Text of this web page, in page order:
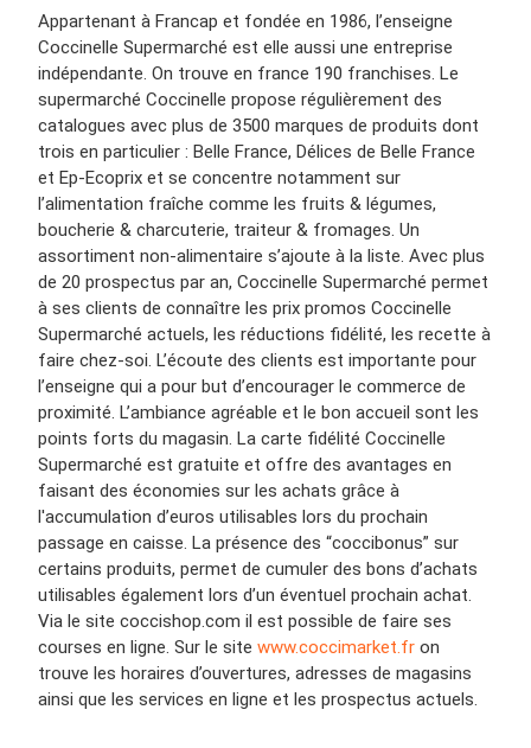
Appartenant à Francap et fondée en 1986, l’enseigne
Coccinelle Supermarché est elle aussi une entreprise
indépendante. On trouve en france 190 franchises. Le
supermarché Coccinelle propose régulièrement des
catalogues avec plus de 3500 marques de produits dont
trois en particulier : Belle France, Délices de Belle France
et Ep-Ecoprix et se concentre notamment sur
l’alimentation fraîche comme les fruits & légumes,
boucherie & charcuterie, traiteur & fromages. Un
assortiment non-alimentaire s’ajoute à la liste. Avec plus
de 20 prospectus par an, Coccinelle Supermarché permet
à ses clients de connaître les prix promos Coccinelle
Supermarché actuels, les réductions fidélité, les recette à
faire chez-soi. L’écoute des clients est importante pour
l’enseigne qui a pour but d’encourager le commerce de
proximité. L’ambiance agréable et le bon accueil sont les
points forts du magasin. La carte fidélité Coccinelle
Supermarché est gratuite et offre des avantages en
faisant des économies sur les achats grâce à
l'accumulation d’euros utilisables lors du prochain
passage en caisse. La présence des “coccibonus” sur
certains produits, permet de cumuler des bons d’achats
utilisables également lors d’un éventuel prochain achat.
Via le site coccishop.com il est possible de faire ses
courses en ligne. Sur le site www.coccimarket.fr on
trouve les horaires d’ouvertures, adresses de magasins
ainsi que les services en ligne et les prospectus actuels.